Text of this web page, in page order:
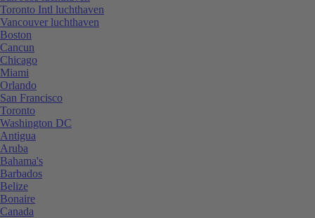
Toronto Intl luchthaven
Vancouver luchthaven
Boston
Cancun
Chicago
Miami
Orlando
San Francisco
Toronto
Washington DC
Antigua
Aruba
Bahama's
Barbados
Belize
Bonaire
Canada